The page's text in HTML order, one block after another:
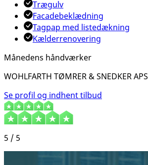
Trægulv
Facadebeklædning
Tagpap med listedækning
Kælderrenovering
Månedens håndværker
WOHLFARTH TØMRER & SNEDKER APS
Se profil og indhent tilbud
5 / 5